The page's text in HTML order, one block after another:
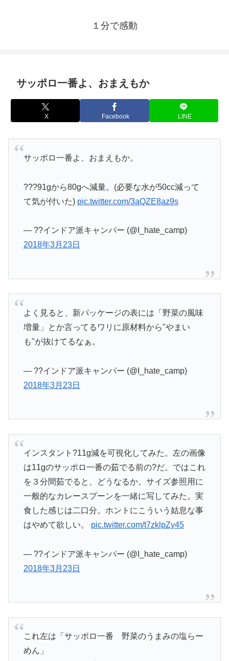
１分で感動
サッポロ一番よ、おまえもか
X Facebook LINE
サッポロ一番よ、おまえもか。
???91gから80gへ減量。(必要な水が50cc減って
て気が付いた) pic.twitter.com/3aQZE8az9s
— ??インドア派キャンパー (@I_hate_camp)
2018年3月23日
よく見ると、新パッケージの表には「野菜の風味
増量」とか言ってるワリに原材料から"やまい
も"が抜けてるなぁ。
— ??インドア派キャンパー (@I_hate_camp)
2018年3月23日
インスタント?11g減を可視化してみた。左の画像
は11gのサッポロ一番の茹でる前の?だ。ではこれ
を３分間茹でると、どうなるか。サイズ参照用に
一般的なカレースプーンを一緒に写してみた。実
食した感じは二口分。ホントにこういう姑息な事
はやめて欲しい。 pic.twitter.com/t7zklpZy45
— ??インドア派キャンパー (@I_hate_camp)
2018年3月23日
これ左は「サッポロ一番 野菜のうまみの塩らー
めん」